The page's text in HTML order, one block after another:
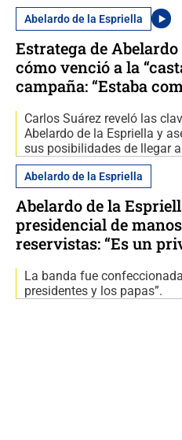
Abelardo de la Espriella
Estratega de
cómo venció a la
campaña: “Estaba
Carlos Suárez reveló las
Abelardo de la Espriella y
sus posibilidades de llegar
Abelardo de la Espriella
Abelardo de la
presidencial de
reservistas: “Es un
La banda fue
presidentes y los papas”.